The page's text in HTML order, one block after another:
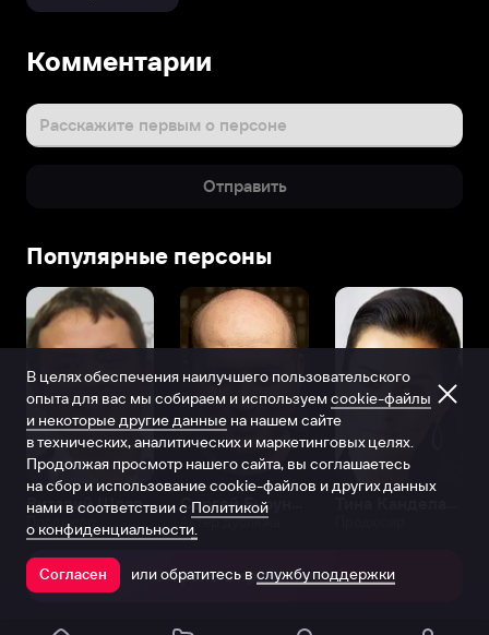
Комментарии
Расскажите первым о персоне
Отправить
Популярные персоны
Виталий Шляппо
Продюсер Актёр дубляжа
Открыть в приложении
В целях обеспечения наилучшего пользовательского
опыта для вас мы собираем и используем cookie-файлы
и некоторые другие данные на нашем сайте
в технических, аналитических и маркетинговых целях.
Продолжая просмотр нашего сайта, вы соглашаетесь
на сбор и использование cookie-файлов и других данных
нами в соответствии с Политикой
о конфиденциальности.
Согласен или обратитесь в службу поддержки